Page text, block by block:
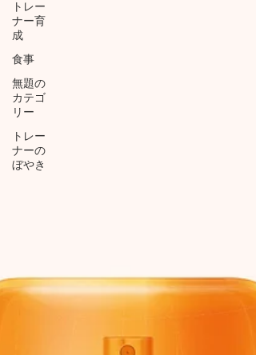
トレー
ナー育
成
食事
無題の
カテゴ
リー
トレー
ナーの
ぼやき